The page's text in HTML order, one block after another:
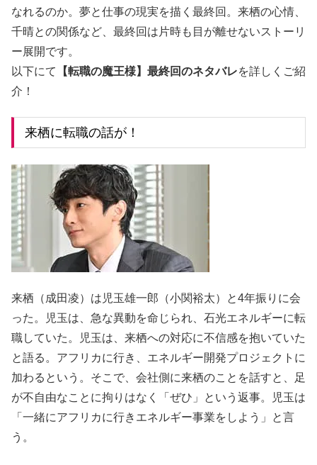
なれるのか。夢と仕事の現実を描く最終回。来栖の心情、
千晴との関係など、最終回は片時も目が離せないストーリ
ー展開です。
以下にて
【転職の魔王様】最終回のネタバレを詳しくご紹
介！
来栖に転職の話が！
来栖（成田凌）は児玉雄一郎（小関裕太）と4年振りに会
った。児玉は、急な異動を命じられ、石光エネルギーに転
職していた。児玉は、来栖への対応に不信感を抱いていた
と語る。アフリカに行き、エネルギー開発プロジェクトに
加わるという。そこで、会社側に来栖のことを話すと、足
が不自由なことに拘りはなく「ぜひ」という返事。児玉は
「一緒にアフリカに行きエネルギー事業をしよう」と言
う。